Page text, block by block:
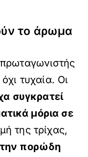
το άρωμα
τυχαία. Οι
συγκρατεί
μόρια σε
της τρίχας,
την πορώδη